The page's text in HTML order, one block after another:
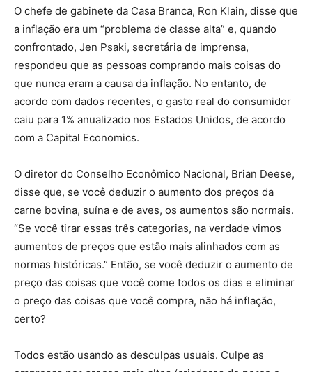
O chefe de gabinete da Casa Branca, Ron Klain, disse que
a inflação era um “problema de classe alta” e, quando
confrontado, Jen Psaki, secretária de imprensa,
respondeu que as pessoas comprando mais coisas do
que nunca eram a causa da inflação. No entanto, de
acordo com dados recentes, o gasto real do consumidor
caiu para 1% anualizado nos Estados Unidos, de acordo
com a Capital Economics.
O diretor do Conselho Econômico Nacional, Brian Deese,
disse que, se você deduzir o aumento dos preços da
carne bovina, suína e de aves, os aumentos são normais.
“Se você tirar essas três categorias, na verdade vimos
aumentos de preços que estão mais alinhados com as
normas históricas.” Então, se você deduzir o aumento de
preço das coisas que você come todos os dias e eliminar
o preço das coisas que você compra, não há inflação,
certo?
Todos estão usando as desculpas usuais. Culpe as